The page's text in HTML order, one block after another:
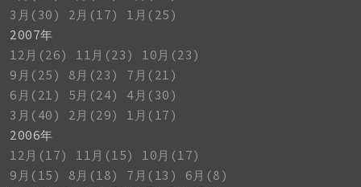
3月(30)
2月(17)
1月(25)
2007年
12月(26)
11月(23)
10月(23)
9月(25)
8月(23)
7月(21)
6月(21)
5月(24)
4月(30)
3月(40)
2月(29)
1月(17)
2006年
12月(17)
11月(15)
10月(17)
9月(15)
8月(18) 7月(13)
6月(8)